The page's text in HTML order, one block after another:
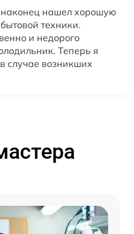
наконец нашел хорошую
техники.
и недорого
Теперь я
случае возникших